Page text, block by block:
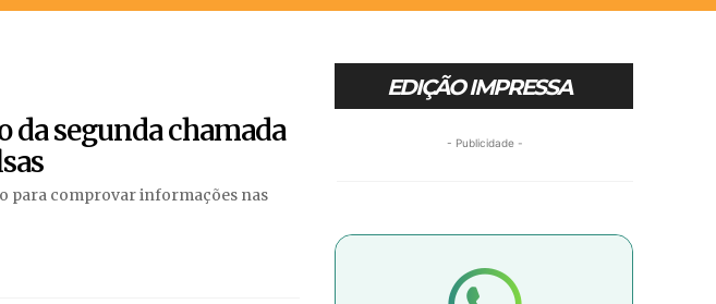
segunda chamada
para comprovar informações nas
EDIÇÃO IMPRESSA
- Publicidade -